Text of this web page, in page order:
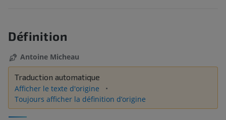
Définition
Antoine Micheau
Traduction automatique
Afficher le texte d'origine
Toujours afficher la définition d’origine